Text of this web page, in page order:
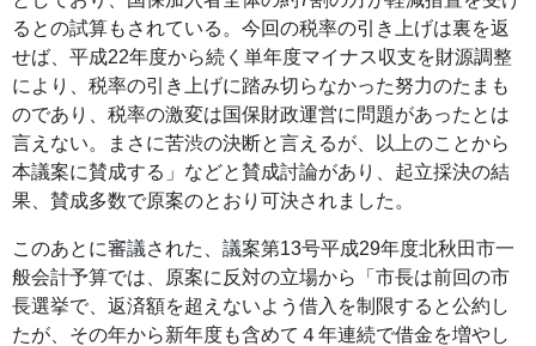
るとの試算もされている。今回の税率の引き上げは裏を返
せば、平成22年度から続く単年度マイナス収支を財源調整
により、税率の引き上げに踏み切らなかった努力のたまも
のであり、税率の激変は国保財政運営に問題があったとは
言えない。まさに苦渋の決断と言えるが、以上のことから
本議案に賛成する」などと賛成討論があり、起立採決の結
果、賛成多数で原案のとおり可決されました。
このあとに審議された、議案第13号平成29年度北秋田市一
般会計予算では、原案に反対の立場から「市長は前回の市
長選挙で、返済額を超えないよう借入を制限すると公約し
たが、その年から新年度も含めて４年連続で借金を増やし